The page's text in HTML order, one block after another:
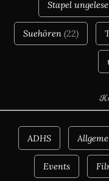
Stapel
Suehören (22)
ADHS
Events